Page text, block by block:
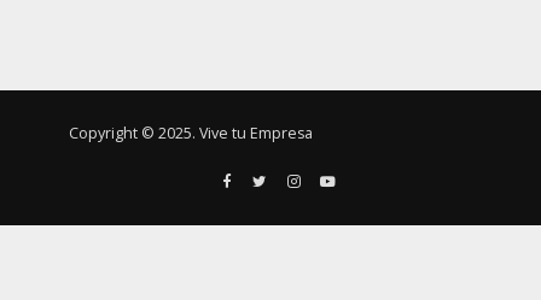
Copyright © 2025. Vive tu Empresa